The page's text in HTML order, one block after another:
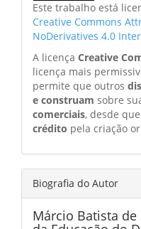
Este trabalho está
Creative Commons
NoDerivatives 4.0
A licença Creative
licença mais
permite que outros
e construam sobre
comerciais, desde que
crédito pela criação
Biografia do Autor
Márcio Batista de